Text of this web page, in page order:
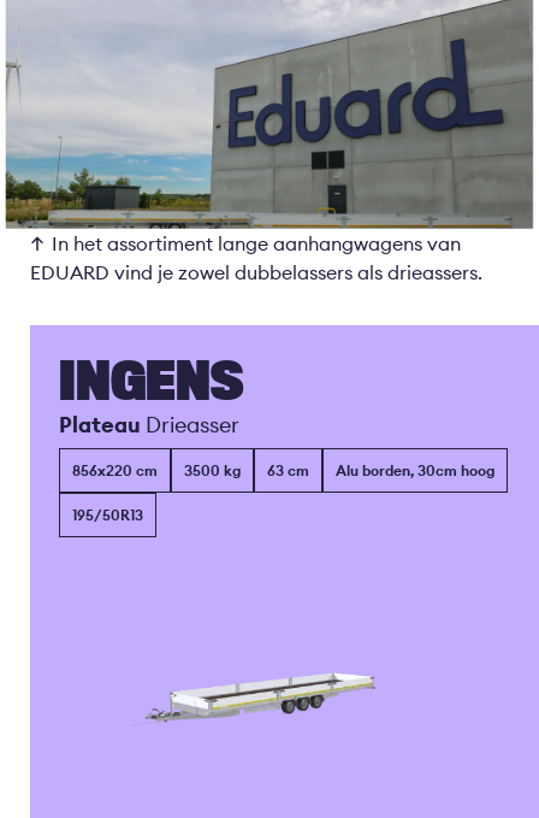
In het assortiment lange aanhangwagens van
EDUARD vind je zowel dubbelassers als drieassers.
INGENS
Plateau Drieasser
856x220 cm 3500 kg 63 cm Alu borden, 30cm hoog
195/50R13